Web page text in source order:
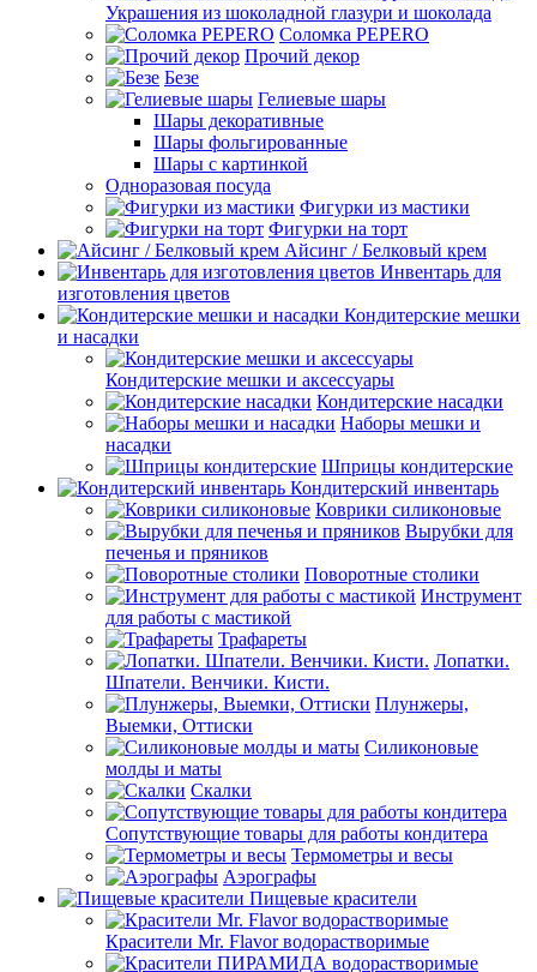
Украшения из шоколадной глазури и шоколада
Соломка PEPERO
Прочий декор
Безе
Гелиевые шары
Шары декоративные
Шары фольгированные
Шары с картинкой
Одноразовая посуда
Фигурки из мастики
Фигурки на торт
Айсинг / Белковый крем
Инвентарь для
изготовления цветов
Кондитерские мешки
и насадки
Кондитерские мешки и аксессуары
Кондитерские насадки
Наборы мешки и
насадки
Шприцы кондитерские
Кондитерский инвентарь
Коврики силиконовые
Вырубки для
печенья и пряников
Поворотные столики
Инструмент
для работы с мастикой
Трафареты
Лопатки.
Шпатели. Венчики. Кисти.
Плунжеры,
Выемки, Оттиски
Силиконовые
молды и маты
Скалки
Сопутствующие товары для работы кондитера
Термометры и весы
Аэрографы
Пищевые красители
Красители Mr. Flavor водорастворимые